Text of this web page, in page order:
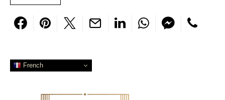
French